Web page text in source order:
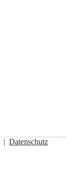
| Datenschutz